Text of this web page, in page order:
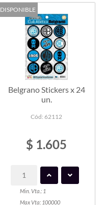
DISPONIBLE
Belgrano Stickers x 24
un.
Cód: 62112
$ 1.605
Min. Vta.: 1
Max Vta: 100000